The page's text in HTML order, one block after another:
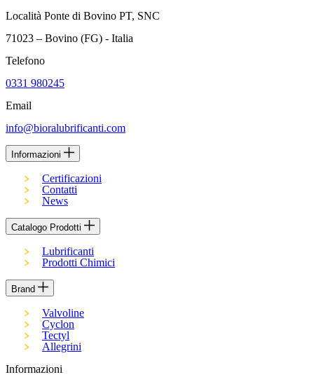
Località Ponte di Bovino PT, SNC
71023 – Bovino (FG) - Italia
Telefono
0331 980245
Email
info@bioralubrificanti.com
Informazioni
Certificazioni
Contatti
News
Catalogo Prodotti
Lubrificanti
Prodotti Chimici
Brand
Valvoline
Cyclon
Tectyl
Allegrini
Informazioni